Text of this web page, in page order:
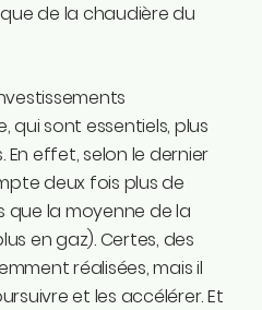
que de la chaudière du
qui sont essentiels, plus
En effet, selon le dernier
deux fois plus de
la moyenne de la
en gaz). Certes, des
réalisées, mais il
et les accélérer. Et